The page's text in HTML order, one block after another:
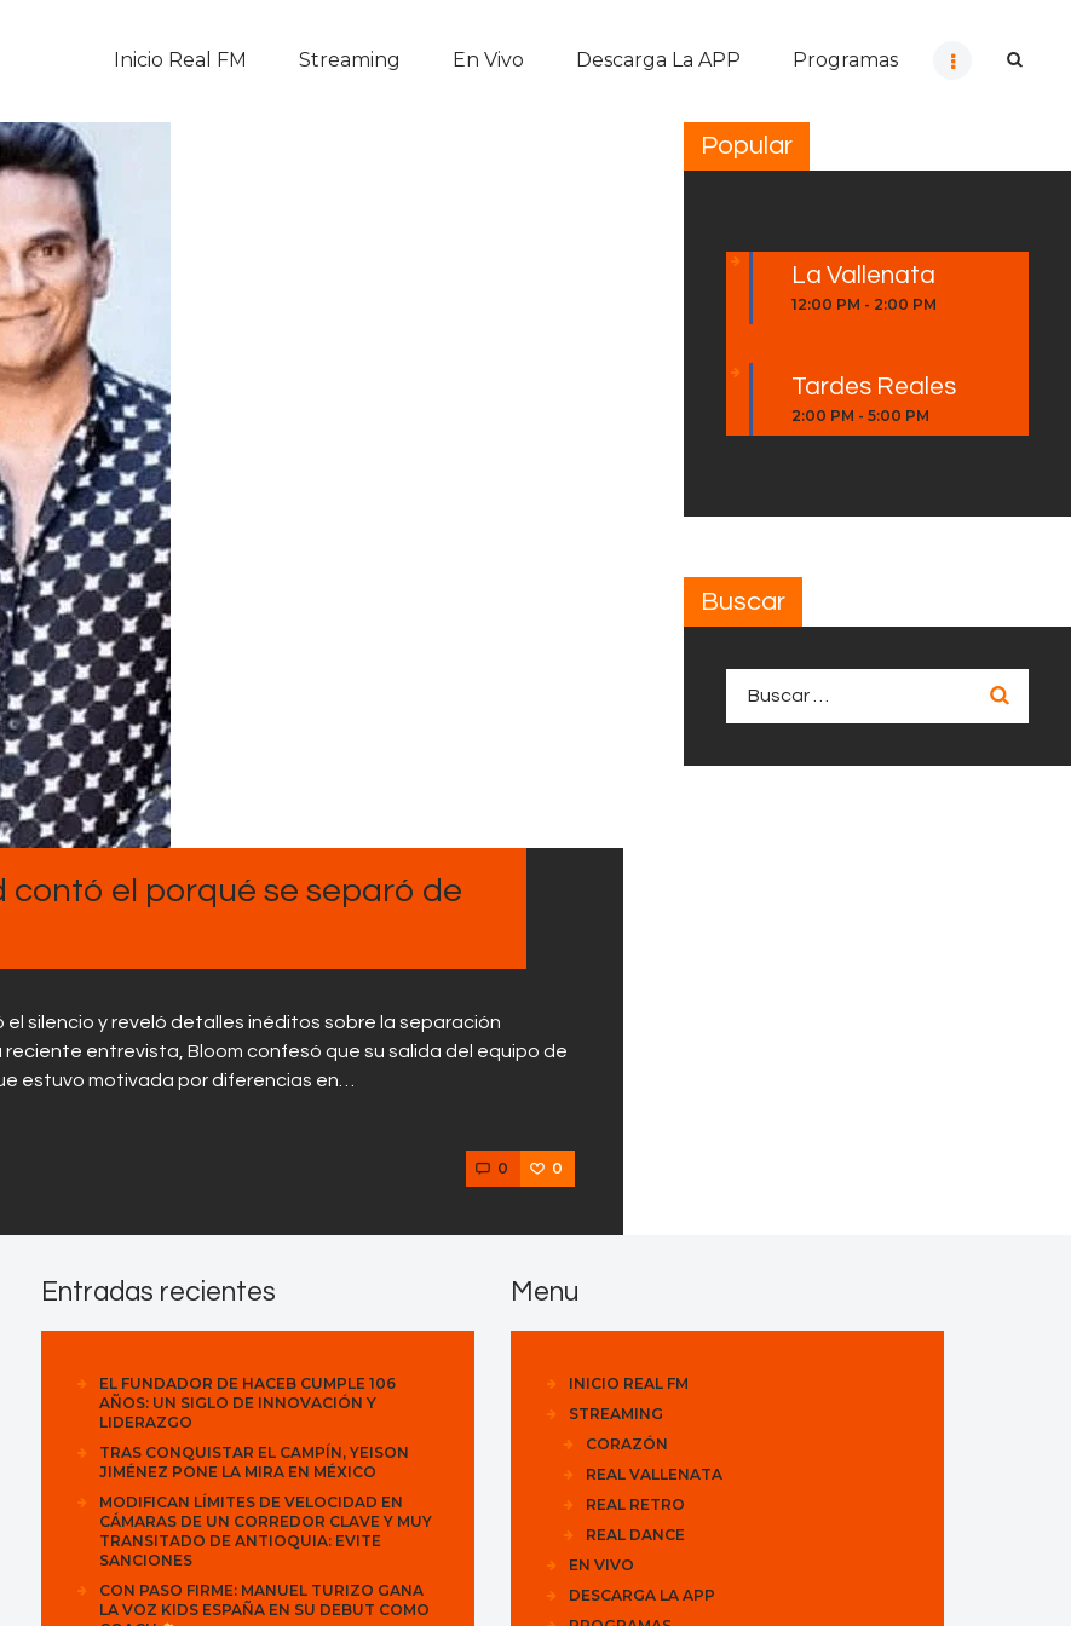
Inicio Real FM Streaming En Vivo Descarga La APP Programas
Vivo
La APP
Nosotros
contó el porqué se separó de
silencio y reveló detalles inéditos sobre la separación
entrevista, Bloom confesó que su salida del equipo de
estuvo motivada por diferencias en…
0 0
Popular
La Vallenata
12:00 PM - 2:00 PM
Tardes Reales
2:00 PM -5:00 PM
Buscar
Entradas recientes
EL FUNDADOR DE HACEB CUMPLE 106
AÑOS: UN SIGLO DE INNOVACIÓN Y
LIDERAZGO
TRAS CONQUISTAR EL CAMPÍN, YEISON
JIMÉNEZ PONE LA MIRA EN MÉXICO
MODIFICAN LÍMITES DE VELOCIDAD EN
CÁMARAS DE UN CORREDOR CLAVE Y MUY
TRANSITADO DE ANTIOQUIA: EVITE
SANCIONES
CON PASO FIRME: MANUEL TURIZO GANA
LA VOZ KIDS ESPAÑA EN SU DEBUT COMO
Menu
INICIO REAL FM
STREAMING
CORAZÓN
REAL VALLENATA
REAL RETRO
REAL DANCE
EN VIVO
DESCARGA LA APP